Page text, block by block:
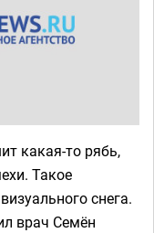
какая-то рябь,
Такое
снега.
врач Семён